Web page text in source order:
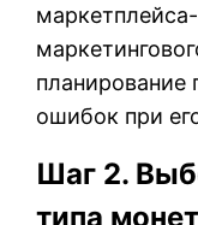
планирование
ошибок при
Шаг 2.
типа